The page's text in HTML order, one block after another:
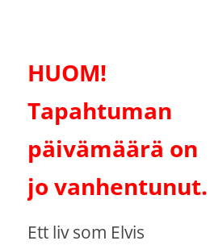
HUOM!
Tapahtuman
päivämäärä on
jo vanhentunut.
Ett liv som Elvis